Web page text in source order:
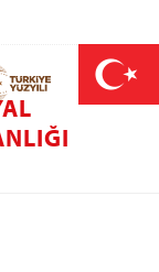
açılır)sayfası (yeni